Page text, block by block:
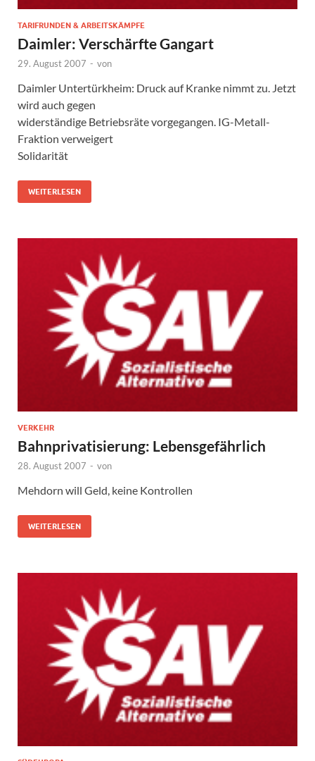
TARIFRUNDEN & ARBEITSKÄMPFE
Daimler: Verschärfte Gangart
29. August 2007 - von
Daimler Untertürkheim: Druck auf Kranke nimmt zu. Jetzt
wird auch gegen
widerständige Betriebsräte vorgegangen. IG-Metall-
Fraktion verweigert
Solidarität
WEITERLESEN
VERKEHR
Bahnprivatisierung: Lebensgefährlich
28. August 2007 - von
Mehdorn will Geld, keine Kontrollen
WEITERLESEN